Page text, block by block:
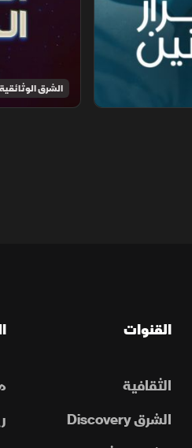
الشرق الوثائقية
القنوات
الثقافية
الشرق Discovery